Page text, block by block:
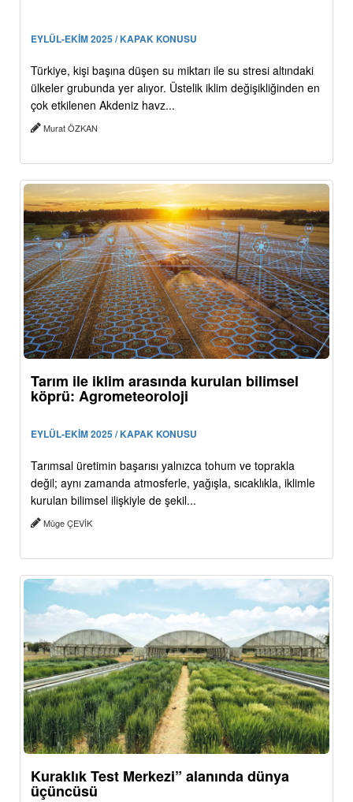
EYLÜL-EKİM 2025 / KAPAK KONUSU
Türkiye, kişi başına düşen su miktarı ile su stresi altındaki
ülkeler grubunda yer alıyor. Üstelik iklim değişikliğinden en
çok etkilenen Akdeniz havz...
Murat ÖZKAN
Tarım ile iklim arasında kurulan bilimsel
köprü: Agrometeoroloji
EYLÜL-EKİM 2025 / KAPAK KONUSU
Tarımsal üretimin başarısı yalnızca tohum ve toprakla
değil; aynı zamanda atmosferle, yağışla, sıcaklıkla, iklimle
kurulan bilimsel ilişkiyle de şekil...
Müge ÇEVİK
Kuraklık Test Merkezi” alanında dünya
üçüncüsü